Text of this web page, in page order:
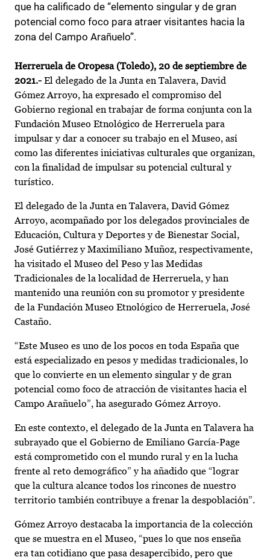
que ha calificado de “elemento singular y de gran
potencial como foco para atraer visitantes hacia la
zona del Campo Arañuelo”.
Herreruela de Oropesa (Toledo), 20 de septiembre de
2021.- El delegado de la Junta en Talavera, David
Gómez Arroyo, ha expresado el compromiso del
Gobierno regional en trabajar de forma conjunta con la
Fundación Museo Etnológico de Herreruela para
impulsar y dar a conocer su trabajo en el Museo, así
como las diferentes iniciativas culturales que organizan,
con la finalidad de impulsar su potencial cultural y
turístico.
El delegado de la Junta en Talavera, David Gómez
Arroyo, acompañado por los delegados provinciales de
Educación, Cultura y Deportes y de Bienestar Social,
José Gutiérrez y Maximiliano Muñoz, respectivamente,
ha visitado el Museo del Peso y las Medidas
Tradicionales de la localidad de Herreruela, y han
mantenido una reunión con su promotor y presidente
de la Fundación Museo Etnológico de Herreruela, José
Castaño.
“Este Museo es uno de los pocos en toda España que
está especializado en pesos y medidas tradicionales, lo
que lo convierte en un elemento singular y de gran
potencial como foco de atracción de visitantes hacia el
Campo Arañuelo”, ha asegurado Gómez Arroyo.
En este contexto, el delegado de la Junta en Talavera ha
subrayado que el Gobierno de Emiliano García-Page
está comprometido con el mundo rural y en la lucha
frente al reto demográfico” y ha añadido que “lograr
que la cultura alcance todos los rincones de nuestro
territorio también contribuye a frenar la despoblación”.
Gómez Arroyo destacaba la importancia de la colección
que se muestra en el Museo, “pues lo que nos enseña
era tan cotidiano que pasa desapercibido, pero que